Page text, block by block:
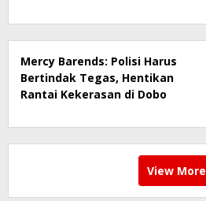
Mercy Barends: Polisi Harus
Bertindak Tegas, Hentikan
Rantai Kekerasan di Dobo
View More